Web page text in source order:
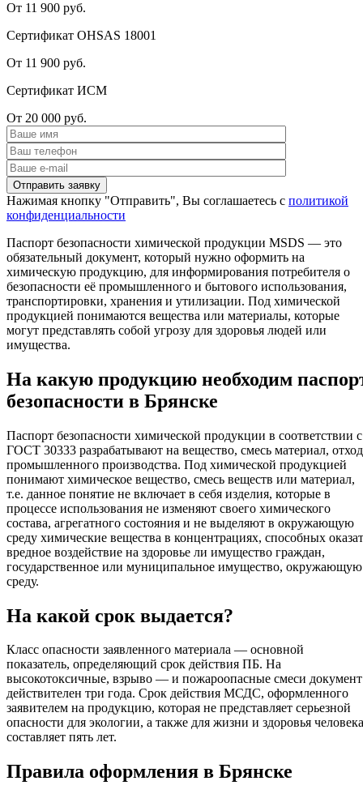
От 11 900 руб.
Сертификат OHSAS 18001
От 11 900 руб.
Сертификат ИСМ
От 20 000 руб.
Нажимая кнопку "Отправить", Вы соглашаетесь с политикой
конфиденциальности
Паспорт безопасности химической продукции MSDS — это
обязательный документ, который нужно оформить на
химическую продукцию, для информирования потребителя о
безопасности её промышленного и бытового использования,
транспортировки, хранения и утилизации. Под химической
продукцией понимаются вещества или материалы, которые
могут представлять собой угрозу для здоровья людей или
имущества.
На какую продукцию необходим
безопасности в Брянске
Паспорт безопасности химической продукции в соответствии с
ГОСТ 30333 разрабатывают на вещество, смесь материал, отход
промышленного производства. Под химической продукцией
понимают химическое вещество, смесь веществ или материал,
т.е. данное понятие не включает в себя изделия, которые в
процессе использования не изменяют своего химического
состава, агрегатного состояния и не выделяют в окружающую
среду химические вещества в концентрациях, способных
вредное воздействие на здоровье ли имущество граждан,
государственное или муниципальное имущество, окружающую
среду.
На какой срок выдается?
Класс опасности заявленного материала — основной
показатель, определяющий срок действия ПБ. На
высокотоксичные, взрыво — и пожароопасные смеси документ
действителен три года. Срок действия МСДС, оформленного
заявителем на продукцию, которая не представляет серьезной
опасности для экологии, а также для жизни и здоровья
составляет пять лет.
Правила оформления в Брянске